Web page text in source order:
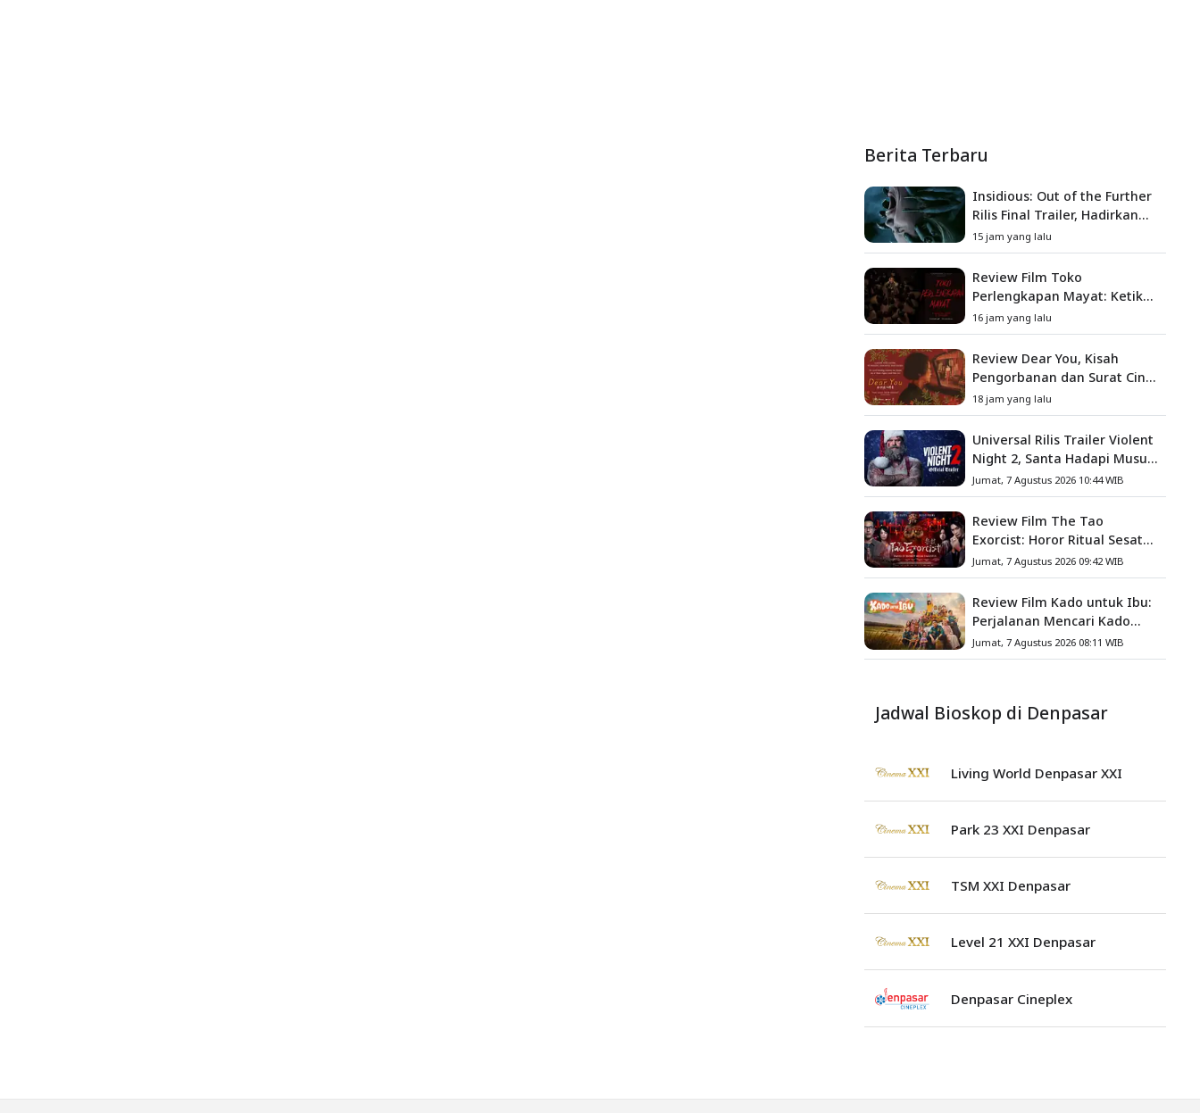
Berita Terbaru
Insidious: Out of the Further
Rilis Final Trailer, Hadirkan
Teror Baru, Iblis Kini Masuk
ke Dunia Manusia
15 jam yang lalu
Review Film Toko
Perlengkapan Mayat: Ketika
Kutukan Keluarga Menjadi
Sumber Teror yang
Sesungguhnya
16 jam yang lalu
Review Dear You, Kisah
Pengorbanan dan Surat Cinta
yang Menyentuh Hati
18 jam yang lalu
Universal Rilis Trailer Violent
Night 2, Santa Hadapi Musuh
Baru
Jumat, 7 Agustus 2026 10:44 WIB
Review Film The Tao
Exorcist: Horor Ritual Sesat
Taiwan yang Penuh Misteri
dan Teror Psikologis
Jumat, 7 Agustus 2026 09:42 WIB
Review Film Kado untuk Ibu:
Perjalanan Mencari Kado
yang Mengajarkan Arti
Keluarga
Jumat, 7 Agustus 2026 08:11 WIB
Jadwal Bioskop di Denpasar
Living World Denpasar XXI
Park 23 XXI Denpasar
TSM XXI Denpasar
Level 21 XXI Denpasar
Denpasar Cineplex